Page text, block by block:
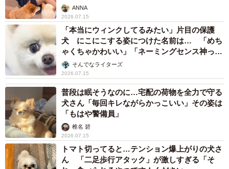
付けて羨ましい」
ANNA
2026.07.15
「本当にウィンクしてるみたい」片目の保護
犬 にこにこする姿につけた名前は… 「めち
ゃくちゃかわいい」「ネーミングセンス神って
るやんけ」
そんでなライターズ
2026.07.15
普段は眠そうなのに…宅配の荷物を全力で守る
犬さん「毎回キレながらかっこいい」その姿は
「もはや警備員」
椎名 碧
2026.07.15
トマト切ってると…テンション爆上がりの犬さ
ん 「二足歩行アタック」が激しすぎる「そ